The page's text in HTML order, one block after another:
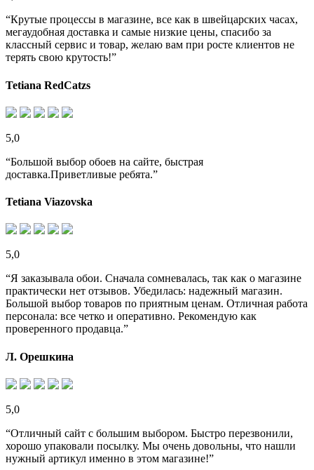
“Крутые процессы в магазине, все как в швейцарских часах,
мегаудобная доставка и самые низкие цены, спасибо за
классный сервис и товар, желаю вам при росте клиентов не
терять свою крутость!”
Tetiana RedCatzs
5,0
“Большой выбор обоев на сайте, быстрая
доставка.Приветливые ребята.”
Tetiana Viazovska
5,0
“Я заказывала обои. Сначала сомневалась, так как о магазине
практически нет отзывов. Убедилась: надежный магазин.
Большой выбор товаров по приятным ценам. Отличная работа
персонала: все четко и оперативно. Рекомендую как
проверенного продавца.”
Л. Орешкина
5,0
“Отличный сайт с большим выбором. Быстро перезвонили,
хорошо упаковали посылку. Мы очень довольны, что нашли
нужный артикул именно в этом магазине!”